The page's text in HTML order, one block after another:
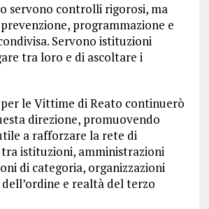
servono controlli rigorosi, ma
programmazione e
Servono istituzioni
tra loro e di ascoltare i
le Vittime di Reato continuerò
direzione, promuovendo
a rafforzare la rete di
istituzioni, amministrazioni
di categoria, organizzazioni
e realtà del terzo